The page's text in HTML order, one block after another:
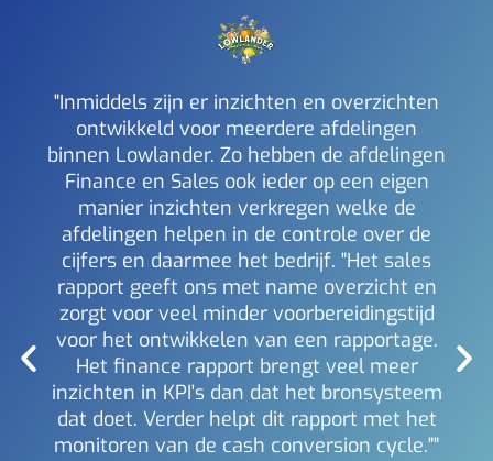
"Inmiddels zijn er inzichten en overzichten
ontwikkeld voor meerdere afdelingen
binnen Lowlander. Zo hebben de afdelingen
Finance en Sales ook ieder op een eigen
manier inzichten verkregen welke de
afdelingen helpen in de controle over de
cijfers en daarmee het bedrijf. "Het sales
rapport geeft ons met name overzicht en
zorgt voor veel minder voorbereidingstijd
voor het ontwikkelen van een rapportage.
Het finance rapport brengt veel meer
inzichten in KPI's dan dat het bronsysteem
dat doet. Verder helpt dit rapport met het
monitoren van de cash conversion cycle.""